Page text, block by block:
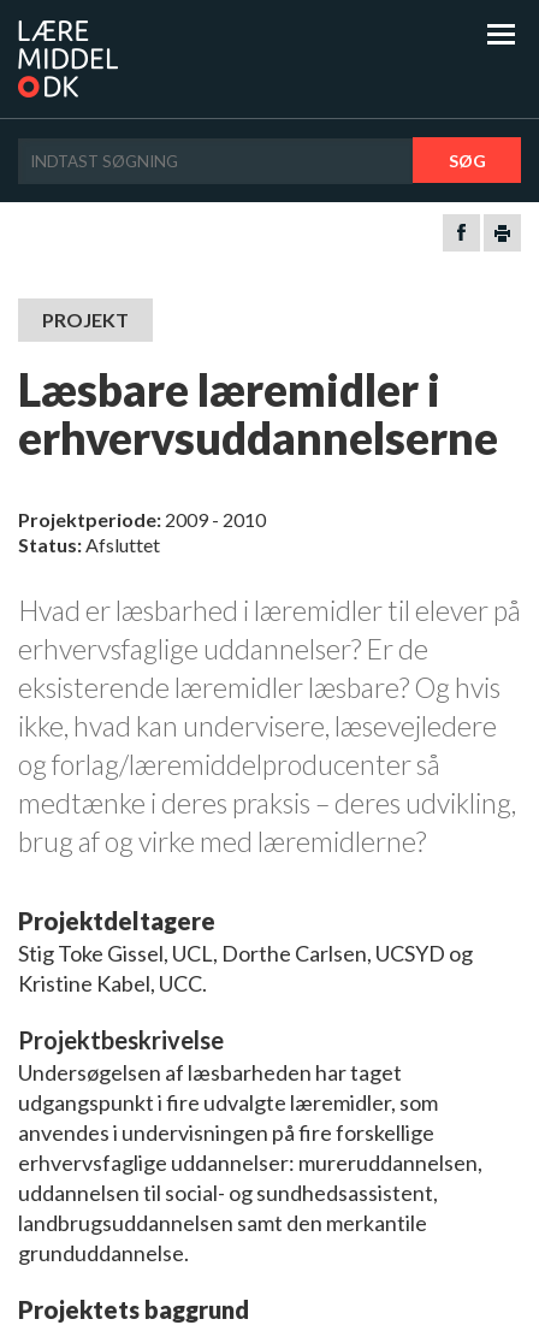
SØG
PROJEKT
Læsbare læremidler i
erhvervsuddannelserne
Projektperiode: 2009 - 2010
Status: Afsluttet
Hvad er læsbarhed i læremidler til elever på
erhvervsfaglige uddannelser? Er de
eksisterende læremidler læsbare? Og hvis
ikke, hvad kan undervisere, læsevejledere
og forlag/læremiddelproducenter så
medtænke i deres praksis – deres udvikling,
brug af og virke med læremidlerne?
Projektdeltagere
Stig Toke Gissel, UCL, Dorthe Carlsen, UCSYD og
Kristine Kabel, UCC.
Projektbeskrivelse
Undersøgelsen af læsbarheden har taget
udgangspunkt i fire udvalgte læremidler, som
anvendes i undervisningen på fire forskellige
erhvervsfaglige uddannelser: mureruddannelsen,
uddannelsen til social- og sundhedsassistent,
landbrugsuddannelsen samt den merkantile
grunduddannelse.
Projektets baggrund